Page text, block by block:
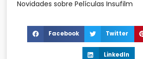
Novidades sobre Películas Insufilm
Facebook Twitter
LinkedIn